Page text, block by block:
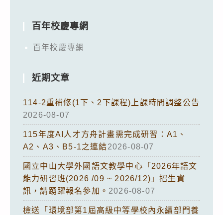
百年校慶專網
百年校慶專網
近期文章
114-2重補修(1下、2下課程)上課時間調整公告
2026-08-07
115年度AI人才方舟計畫需完成研習：A1、
A2、A3、B5-1之連結2026-08-07
國立中山大學外國語文教學中心「2026年語文
能力研習班(2026 /09 ~ 2026/12)」招生資
訊，請踴躍報名參加。 2026-08-07
檢送「環境部第1屆高級中等學校內永續部門養